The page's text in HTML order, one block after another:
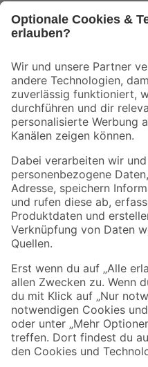
Der toom Newsletter: Keine
Zur Newsletter Anmeldung
Folge uns
Zahlungsarten
Sicher einkaufen
Jetzt die toom-App